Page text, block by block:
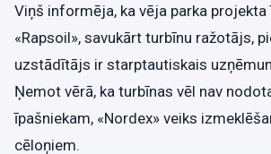
Viņš informēja, ka vēja parka projekta
«Rapsoil», savukārt turbīnu ražotājs,
uzstādītājs ir starptautiskais
Ņemot vērā, ka turbīnas vēl nav
īpašniekam, «Nordex» veiks
cēloņiem.